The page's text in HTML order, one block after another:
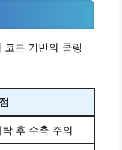
튼 기반의 쿨링
후 수축 주의